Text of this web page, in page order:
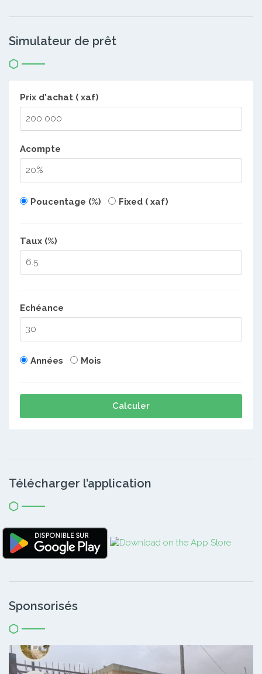
Simulateur de prêt
Prix d'achat ( xaf)
Acompte
Poucentage (%) Fixed ( xaf)
Taux (%)
Echéance
Années Mois
Calculer
Télécharger l’application
Sponsorisés